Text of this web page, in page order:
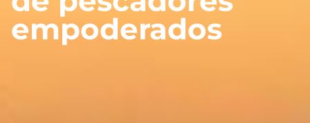
empoderados